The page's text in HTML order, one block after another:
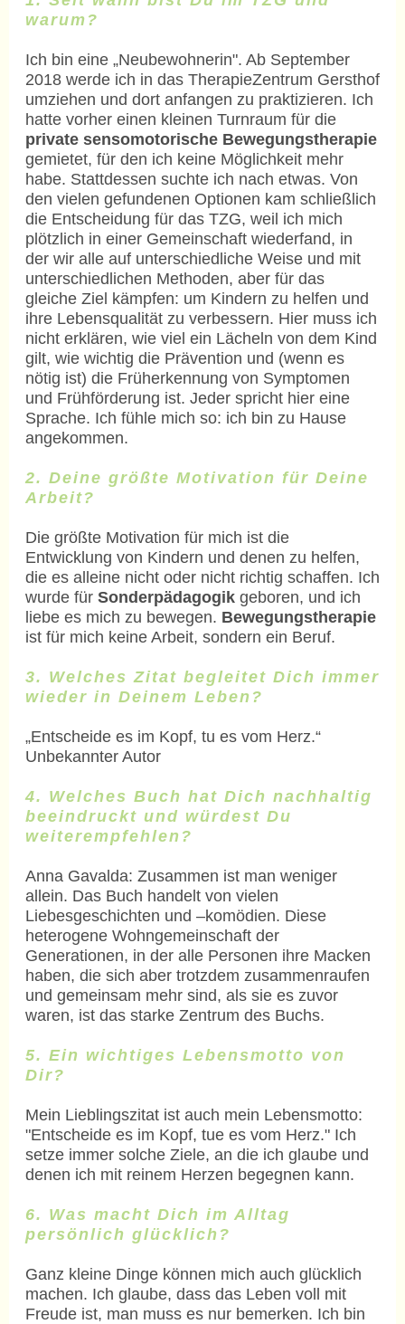
warum?
Ich bin eine „Neubewohnerin". Ab September
2018 werde ich in das TherapieZentrum Gersthof
umziehen und dort anfangen zu praktizieren. Ich
hatte vorher einen kleinen Turnraum für die
private sensomotorische Bewegungstherapie
gemietet, für den ich keine Möglichkeit mehr
habe. Stattdessen suchte ich nach etwas. Von
den vielen gefundenen Optionen kam schließlich
die Entscheidung für das TZG, weil ich mich
plötzlich in einer Gemeinschaft wiederfand, in
der wir alle auf unterschiedliche Weise und mit
unterschiedlichen Methoden, aber für das
gleiche Ziel kämpfen: um Kindern zu helfen und
ihre Lebensqualität zu verbessern. Hier muss ich
nicht erklären, wie viel ein Lächeln von dem Kind
gilt, wie wichtig die Prävention und (wenn es
nötig ist) die Früherkennung von Symptomen
und Frühförderung ist. Jeder spricht hier eine
Sprache. Ich fühle mich so: ich bin zu Hause
angekommen.
2. Deine größte Motivation für Deine
Arbeit?
Die größte Motivation für mich ist die
Entwicklung von Kindern und denen zu helfen,
die es alleine nicht oder nicht richtig schaffen. Ich
wurde für Sonderpädagogik geboren, und ich
liebe es mich zu bewegen. Bewegungstherapie
ist für mich keine Arbeit, sondern ein Beruf.
3. Welches Zitat begleitet Dich immer
wieder in Deinem Leben?
„Entscheide es im Kopf, tu es vom Herz.“
Unbekannter Autor
4. Welches Buch hat Dich nachhaltig
beeindruckt und würdest Du
weiterempfehlen?
Anna Gavalda: Zusammen ist man weniger
allein. Das Buch handelt von vielen
Liebesgeschichten und –komödien. Diese
heterogene Wohngemeinschaft der
Generationen, in der alle Personen ihre Macken
haben, die sich aber trotzdem zusammenraufen
und gemeinsam mehr sind, als sie es zuvor
waren, ist das starke Zentrum des Buchs.
5. Ein wichtiges Lebensmotto von
Dir?
Mein Lieblingszitat ist auch mein Lebensmotto:
"Entscheide es im Kopf, tue es vom Herz." Ich
setze immer solche Ziele, an die ich glaube und
denen ich mit reinem Herzen begegnen kann.
6. Was macht Dich im Alltag
persönlich glücklich?
Ganz kleine Dinge können mich auch glücklich
machen. Ich glaube, dass das Leben voll mit
Freude ist, man muss es nur bemerken. Ich bin